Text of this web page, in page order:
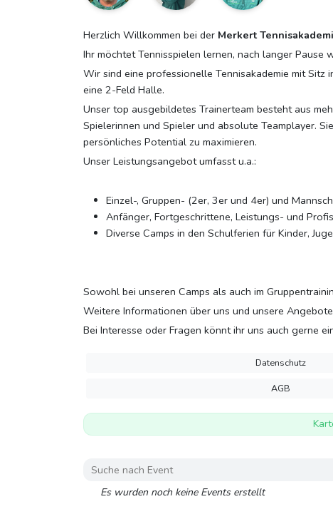
Herzlich Willkommen bei der Merkert
Ihr möchtet Tennisspielen lernen, nach langer Pause
Wir sind eine professionelle Tennisakademie mit
eine 2-Feld Halle.
Unser top ausgebildetes Trainerteam besteht aus
Spielerinnen und Spieler und absolute Teamplayer.
persönliches Potential zu maximieren.
Unser Leistungsangebot umfasst u.a.:
Einzel-, Gruppen- (2er, 3er und 4er) und
Anfänger, Fortgeschrittene, Leistungs- und
Diverse Camps in den Schulferien für Kinder,
Sowohl bei unseren Camps als auch im
Weitere Informationen über uns und unsere
Bei Interesse oder Fragen könnt ihr uns auch gerne
Datenschutz
AGB
Es wurden noch keine Events erstellt